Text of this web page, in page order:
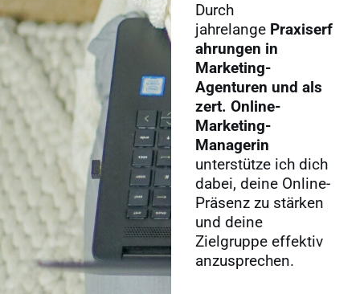
Durch
jahrelange Praxiserf
ahrungen in
Marketing-
Agenturen und als
zert. Online-
Marketing-
Managerin
unterstütze ich dich
dabei, deine Online-
Präsenz zu stärken
und deine
Zielgruppe effektiv
anzusprechen.